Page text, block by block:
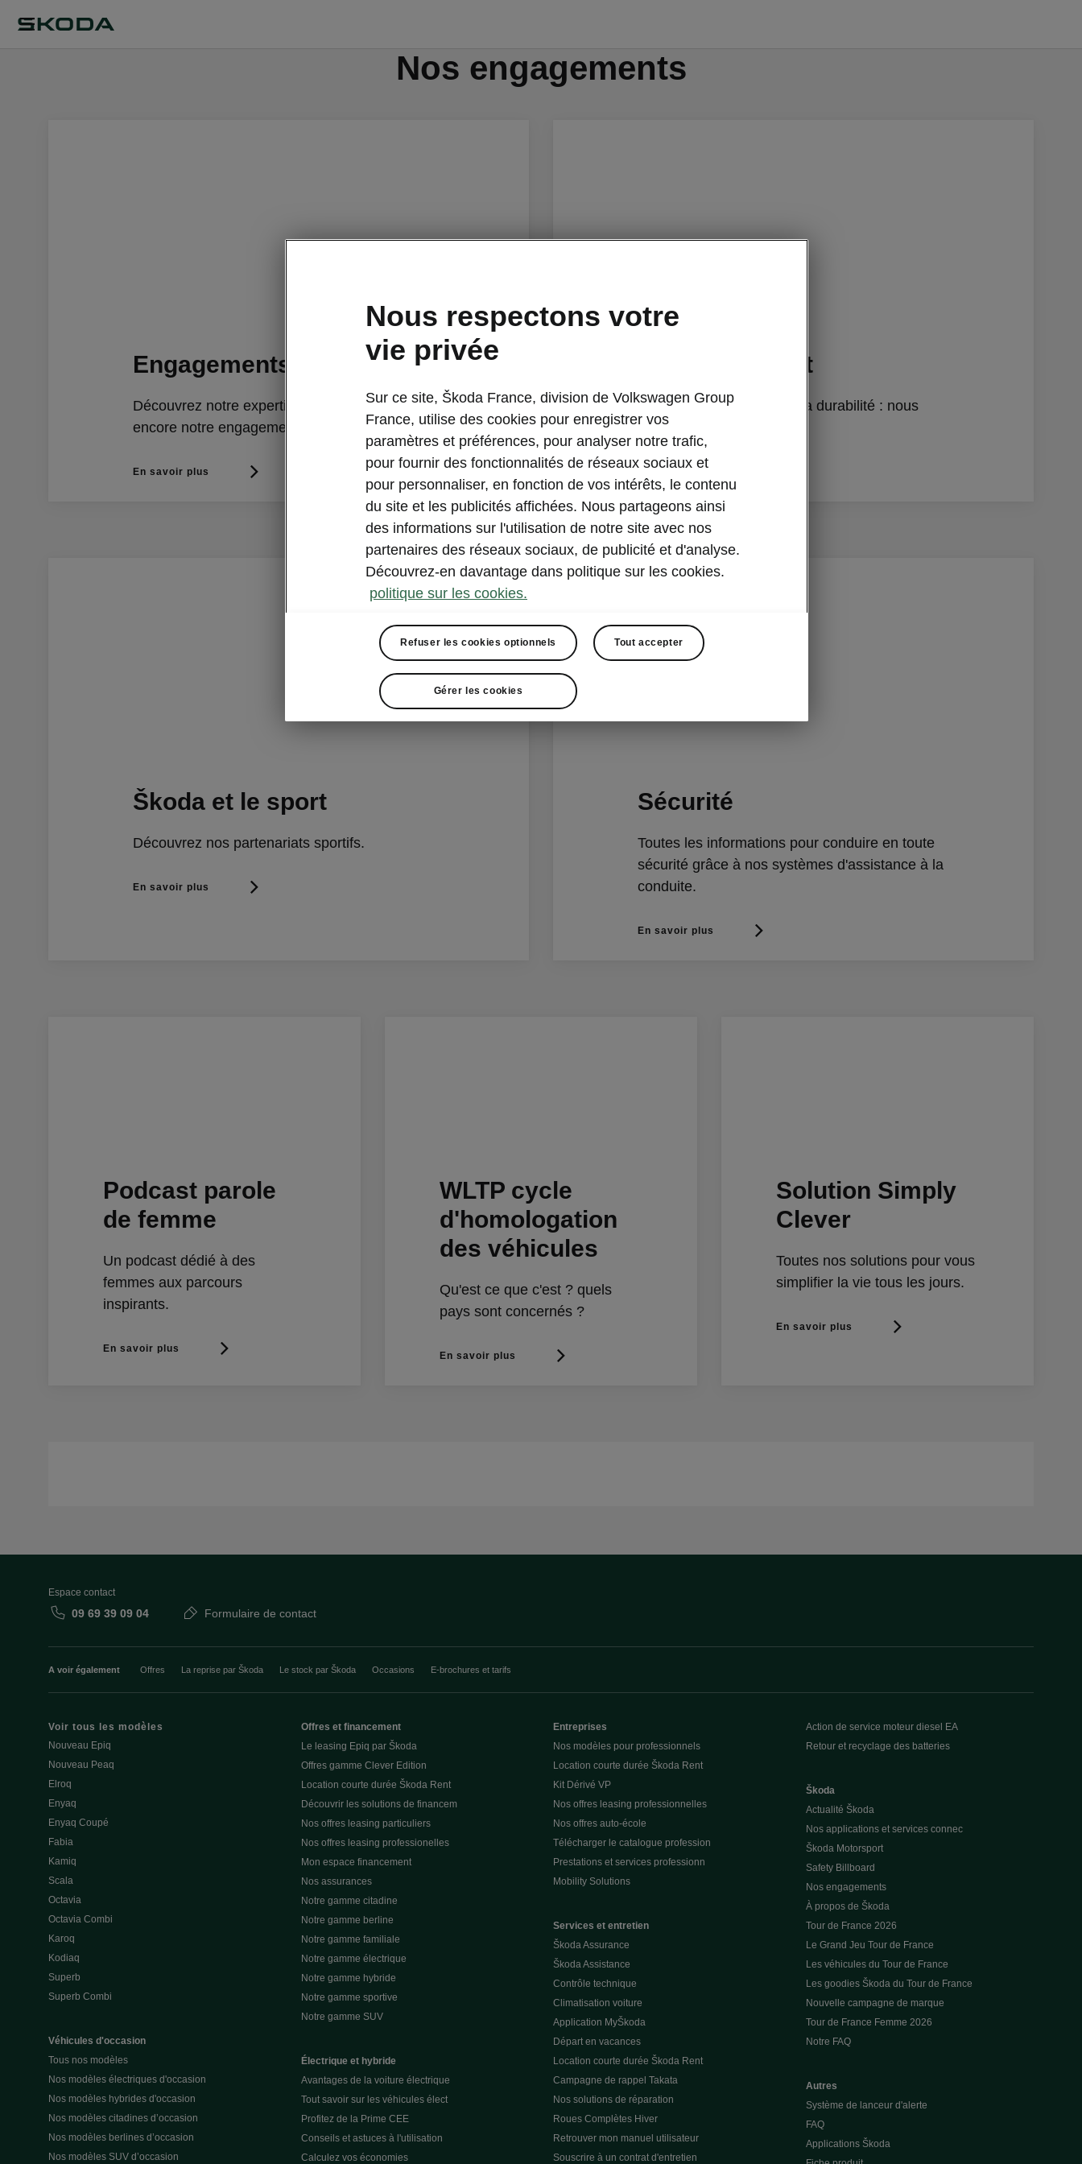
Nos engagements
Engagements Škoda
Découvrez notre expertise, nos services ou
encore notre engagement écologique.
En savoir plus
Environnement
Un de nos trois piliers de la durabilité : nous
vous disons tout.
En savoir plus
Škoda et le sport
Découvrez nos partenariats sportifs.
En savoir plus
Sécurité
Toutes les informations pour conduire en toute
sécurité grâce à nos systèmes d'assistance à la
conduite.
En savoir plus
Podcast parole
de femme
Un podcast dédié à des
femmes aux parcours
inspirants.
En savoir plus
WLTP cycle
d'homologation
des véhicules
Qu'est ce que c'est ? quels
pays sont concernés ?
En savoir plus
Solution Simply
Clever
Toutes nos solutions pour vous
simplifier la vie tous les jours.
En savoir plus
Espace contact
09 69 39 09 04 Formulaire de contact
A voir également Offres La reprise par Škoda Le stock par Škoda Occasions E-brochures et tarifs
Voir tous les modèles
Nouveau Epiq
Nouveau Peaq
Elroq
Enyaq
Enyaq Coupé
Fabia
Kamiq
Scala
Octavia
Octavia Combi
Karoq
Kodiaq
Superb
Superb Combi
Véhicules d'occasion
Tous nos modèles
Nos modèles électriques d'occasion
Nos modèles hybrides d'occasion
Nos modèles citadines d’occasion
Nos modèles berlines d’occasion
Nos modèles SUV d’occasion
Offres et financement
Le leasing Epiq par Škoda
Offres gamme Clever Edition
Location courte durée Škoda Rent
Découvrir les solutions de financem
Nos offres leasing particuliers
Nos offres leasing professionelles
Mon espace financement
Nos assurances
Notre gamme citadine
Notre gamme berline
Notre gamme familiale
Notre gamme électrique
Notre gamme hybride
Notre gamme sportive
Notre gamme SUV
Électrique et hybride
Avantages de la voiture électrique
Tout savoir sur les véhicules élect
Profitez de la Prime CEE
Conseils et astuces à l'utilisation
Calculez vos économies
Entreprises
Nos modèles pour professionnels
Location courte durée Škoda Rent
Kit Dérivé VP
Nos offres leasing professionnelles
Nos offres auto-école
Télécharger le catalogue profession
Prestations et services professionn
Mobility Solutions
Services et entretien
Škoda Assurance
Škoda Assistance
Contrôle technique
Climatisation voiture
Application MyŠkoda
Départ en vacances
Location courte durée Škoda Rent
Campagne de rappel Takata
Nos solutions de réparation
Roues Complètes Hiver
Retrouver mon manuel utilisateur
Souscrire à un contrat d'entretien
Action de service moteur diesel EA
Retour et recyclage des batteries
Škoda
Actualité Škoda
Nos applications et services connec
Škoda Motorsport
Safety Billboard
Nos engagements
À propos de Škoda
Tour de France 2026
Le Grand Jeu Tour de France
Les véhicules du Tour de France
Les goodies Škoda du Tour de France
Nouvelle campagne de marque
Tour de France Femme 2026
Notre FAQ
Autres
Système de lanceur d'alerte
FAQ
Applications Škoda
Nous respectons votre
vie privée
Sur ce site, Škoda France, division de Volkswagen Group
France, utilise des cookies pour enregistrer vos
paramètres et préférences, pour analyser notre trafic,
pour fournir des fonctionnalités de réseaux sociaux et
pour personnaliser, en fonction de vos intérêts, le contenu
du site et les publicités affichées. Nous partageons ainsi
des informations sur l'utilisation de notre site avec nos
partenaires des réseaux sociaux, de publicité et d'analyse.
Découvrez-en davantage dans politique sur les cookies.
politique sur les cookies.
Refuser les cookies optionnels Tout accepter
Gérer les cookies